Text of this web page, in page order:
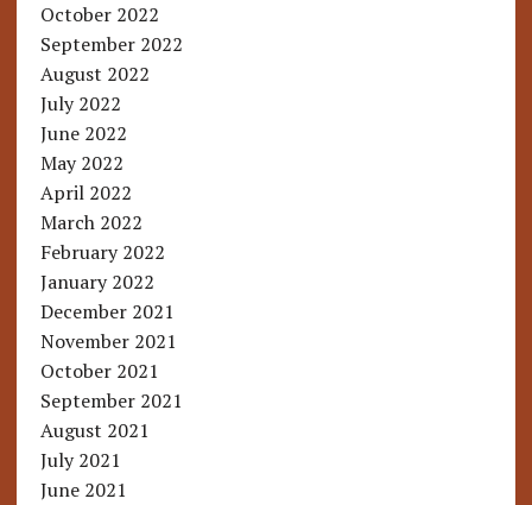
October 2022
September 2022
August 2022
July 2022
June 2022
May 2022
April 2022
March 2022
February 2022
January 2022
December 2021
November 2021
October 2021
September 2021
August 2021
July 2021
June 2021